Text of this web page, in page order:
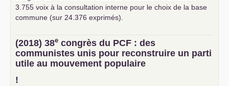
3.755 voix à la consultation interne pour le choix de la base
commune (sur 24.376 exprimés).
(2018) 38e congrès du PCF : des
communistes unis pour reconstruire un parti
utile au mouvement populaire
!